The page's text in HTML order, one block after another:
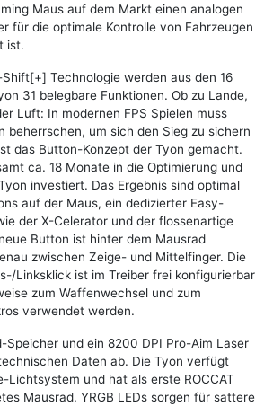
Maus auf dem Markt einen analogen
für die optimale Kontrolle von Fahrzeugen
ist.
Shift[+] Technologie werden aus den 16
31 belegbare Funktionen. Ob zu Lande,
Luft: In modernen FPS Spielen muss
beherrschen, um sich den Sieg zu sichern
das Button-Konzept der Tyon gemacht.
ca. 18 Monate in die Optimierung und
investiert. Das Ergebnis sind optimal
auf der Maus, ein dedizierter Easy-
der X-Celerator und der flossenartige
Button ist hinter dem Mausrad
zwischen Zeige- und Mittelfinger. Die
Linksklick ist im Treiber frei konfigurierbar
zum Waffenwechsel und zum
verwendet werden.
Speicher und ein 8200 DPI Pro-Aim Laser
Daten ab. Die Tyon verfügt
Lichtsystem und hat als erste ROCCAT
Mausrad. YRGB LEDs sorgen für sattere